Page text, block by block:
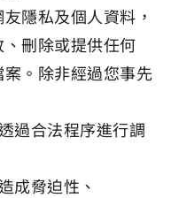
隱私及個人資料，
刪除或提供任何
案。除非經過您事先
過合法程序進行調
成脅迫性、